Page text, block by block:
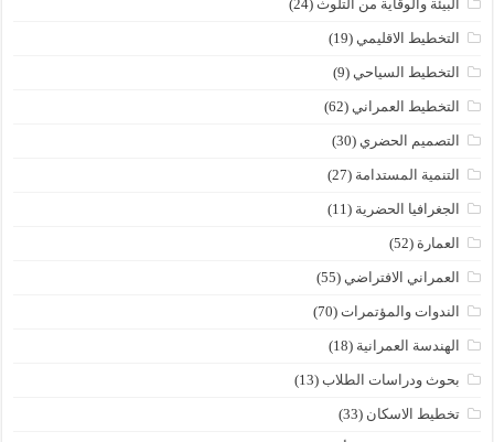
البيئة والوقاية من التلوث (24)
التخطيط الاقليمي (19)
التخطيط السياحي (9)
التخطيط العمراني (62)
التصميم الحضري (30)
التنمية المستدامة (27)
الجغرافيا الحضرية (11)
العمارة (52)
العمراني الافتراضي (55)
الندوات والمؤتمرات (70)
الهندسة العمرانية (18)
بحوث ودراسات الطلاب (13)
تخطيط الاسكان (33)